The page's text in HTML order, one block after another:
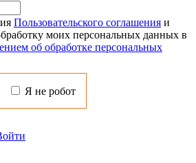
Пользовательского соглашения и
моих персональных данных в
об обработке персональных
Я не робот